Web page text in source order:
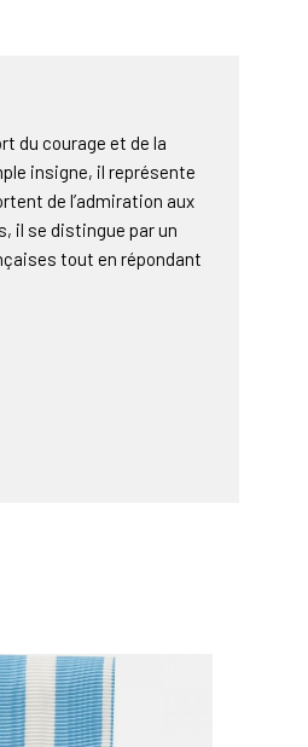
du courage et de la
insigne, il représente
de l’admiration aux
il se distingue par un
tout en répondant